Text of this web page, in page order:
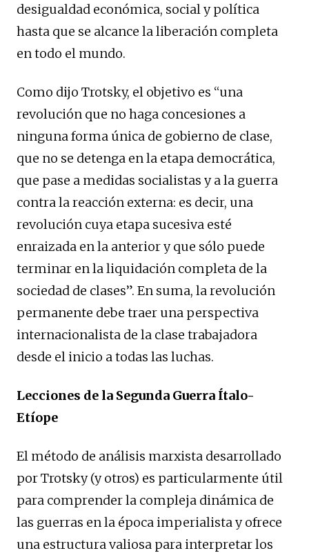
desigualdad económica, social y política
hasta que se alcance la liberación completa
en todo el mundo.
Como dijo Trotsky, el objetivo es “una
revolución que no haga concesiones a
ninguna forma única de gobierno de clase,
que no se detenga en la etapa democrática,
que pase a medidas socialistas y a la guerra
contra la reacción externa: es decir, una
revolución cuya etapa sucesiva esté
enraizada en la anterior y que sólo puede
terminar en la liquidación completa de la
sociedad de clases”. En suma, la revolución
permanente debe traer una perspectiva
internacionalista de la clase trabajadora
desde el inicio a todas las luchas.
Lecciones de la Segunda Guerra Ítalo-
Etíope
El método de análisis marxista desarrollado
por Trotsky (y otros) es particularmente útil
para comprender la compleja dinámica de
las guerras en la época imperialista y ofrece
una estructura valiosa para interpretar los